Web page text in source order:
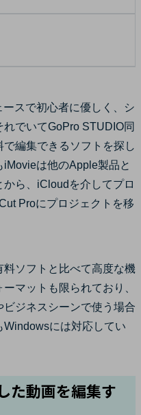
スで初心者に優しく、シ
でいてGoPro STUDIO同
編集できるソフトを探し
は他のApple製品と
ら、iCloudを介してプロ
Proにプロジェクトを移
ソフトと比べて高度な機
マットも限られており、
ジネスシーンで使う場合
には対応してい
た動画を編集す